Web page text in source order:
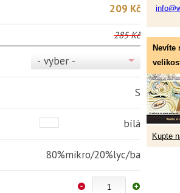
Nevíte
Kupte
209 Kč
285 Kč
- vyber -
S
bílá
80%mikro/20%lyc/ba